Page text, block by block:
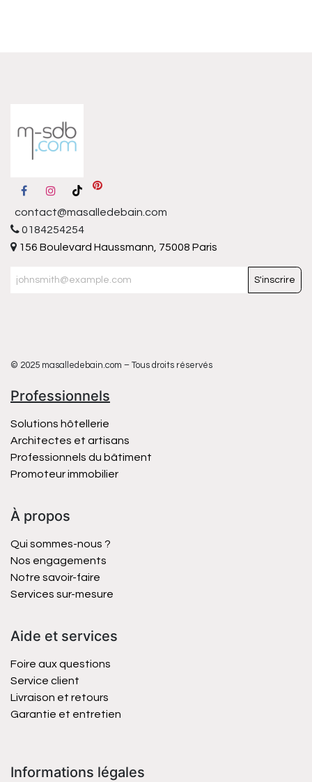
contact@masalledebain.com
0184254254
156 Boulevard Haussmann, 75008 Paris
S'inscrire
© 2025 masalledebain.com – Tous droits réservés
Professionnels
Solutions hôtellerie
Architectes et artisans
Professionnels du bâtiment
Promoteur immobilier
À propos
Qui sommes-nous ?
Nos engagements
Notre savoir-faire
Services sur-mesure
Aide et services
Foire aux questions
Service client
Livraison et retours
Garantie et entretien
Informations légales